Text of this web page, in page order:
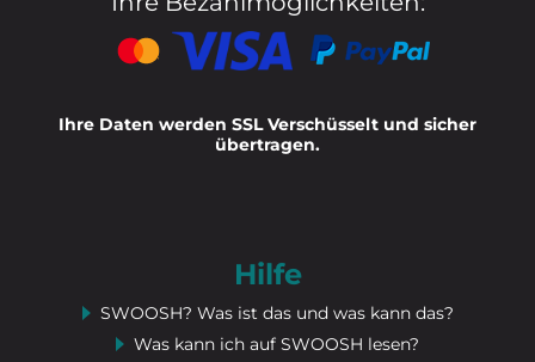
Ihre Daten werden SSL Verschüsselt und sicher
übertragen.
Hilfe
SWOOSH? Was ist das und was kann das?
Was kann ich auf SWOOSH lesen?